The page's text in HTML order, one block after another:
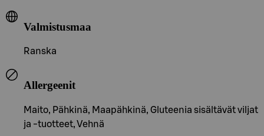
Valmistusmaa
Ranska
Allergeenit
Maito, Pähkinä, Maapähkinä, Gluteenia sisältävät viljat
ja -tuotteet, Vehnä